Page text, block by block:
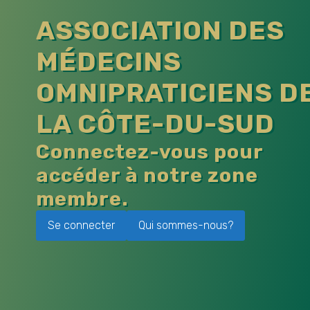
ASSOCIATION DES
MÉDECINS
OMNIPRATICIENS
LA CÔTE-DU-SUD
Connectez-vous pour
accéder à notre zone
membre.
Se connecter Qui sommes-nous?